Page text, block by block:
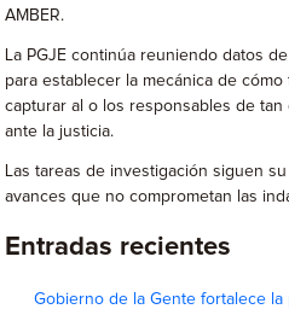
AMBER.
La PGJE continúa reuniendo datos
para establecer la mecánica de
capturar al o los responsables de
ante la justicia.
Las tareas de investigación siguen
avances que no comprometan las
Entradas recientes
Gobierno de la Gente fortalece